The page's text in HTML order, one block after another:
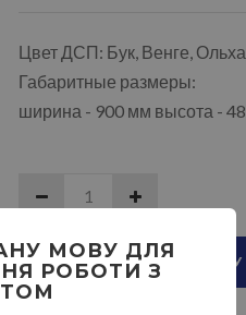
Цвет ДСП: Бук, Венге,
Габаритные размеры:
ширина - 900 мм высота -
ДОБАВИТЬ В КОРЗИНУ
МОВУ ДЛЯ
РОБОТИ З